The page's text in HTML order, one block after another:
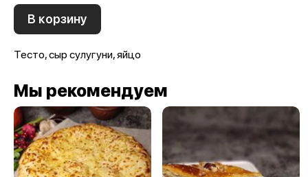
В корзину
Тесто, сыр сулугуни, яйцо
Мы рекомендуем